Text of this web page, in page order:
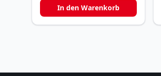
In den Warenkorb